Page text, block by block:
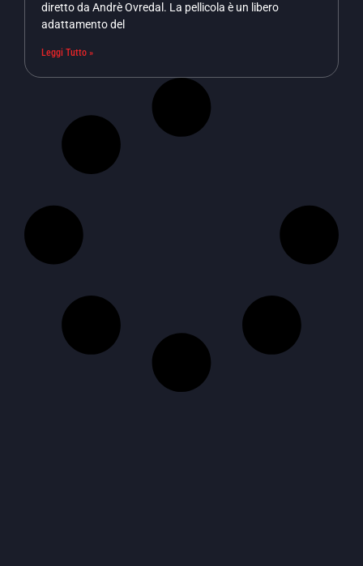
diretto da Andrè Ovredal. La pellicola è un libero
adattamento del
Leggi Tutto »